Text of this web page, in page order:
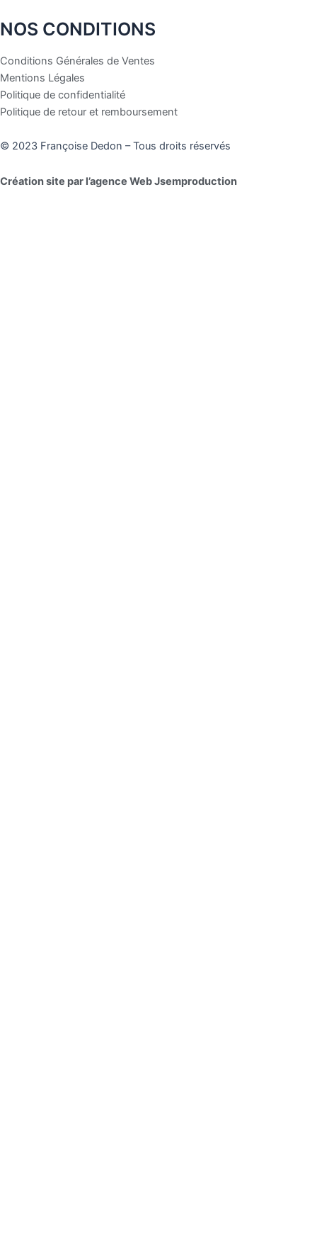
NOS CONDITIONS
Conditions Générales de Ventes
Mentions Légales
Politique de confidentialité
Politique de retour et remboursement
© 2023 Françoise Dedon – Tous droits réservés
Création site par l’agence Web Jsemproduction